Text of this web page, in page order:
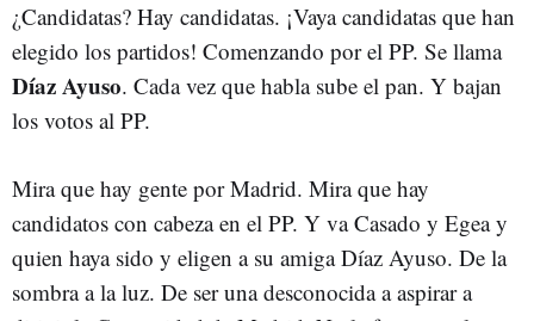
¿Candidatas? Hay candidatas. ¡Vaya candidatas que han
elegido los partidos! Comenzando por el PP. Se llama
Díaz Ayuso. Cada vez que habla sube el pan. Y bajan
los votos al PP.
Mira que hay gente por Madrid. Mira que hay
candidatos con cabeza en el PP. Y va Casado y Egea y
quien haya sido y eligen a su amiga Díaz Ayuso. De la
sombra a la luz. De ser una desconocida a aspirar a